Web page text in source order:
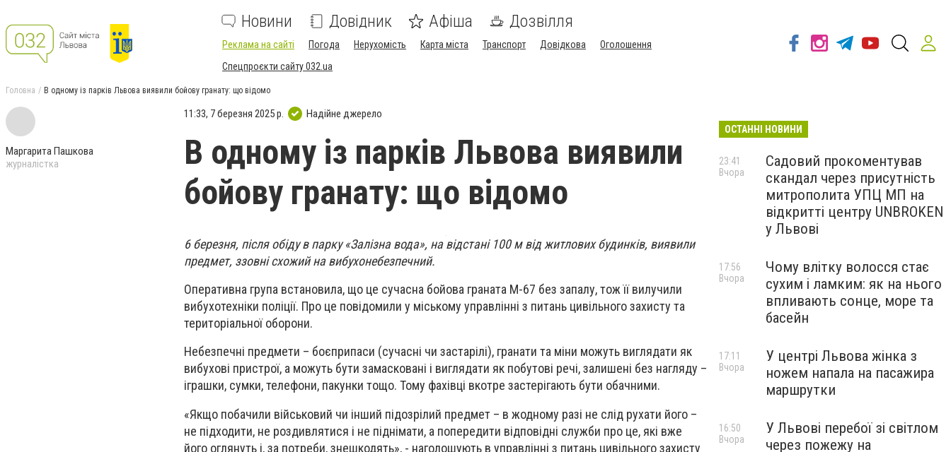
Новини Довідник Афіша Дозвілля
Реклама на сайті Погода Нерухомість Карта міста Транспорт Довідкова
Оголошення
Спецпроєкти сайту 032.ua
Головна В одному із парків Львова виявили бойову гранату: що відомо
Маргарита Пашкова
журналістка
11:33, 7 березня 2025 р. Надійне джерело
В одному із парків Львова виявили
бойову гранату: що відомо
6 березня, після обіду в парку «Залізна вода», на відстані 100 м від житлових будинків, виявили
предмет, ззовні схожий на вибухонебезпечний.
Оперативна група встановила, що це сучасна бойова граната М-67 без запалу, тож її вилучили
вибухотехніки поліції. Про це повідомили у міському управлінні з питань цивільного захисту та
територіальної оборони.
Небезпечні предмети – боєприпаси (сучасні чи застарілі), гранати та міни можуть виглядати як
вибухові пристрої, а можуть бути замасковані і виглядати як побутові речі, залишені без нагляду –
іграшки, сумки, телефони, пакунки тощо. Тому фахівці вкотре застерігають бути обачними.
«Якщо побачили військовий чи інший підозрілий предмет – в жодному разі не слід рухати його –
не підходити, не роздивлятися і не піднімати, а попередити відповідні служби про це, які вже
його оглянуть і, за потреби, знешкодять», - наголошують в управлінні з питань цивільного захисту
ОСТАННІ НОВИНИ
Садовий прокоментував
скандал через присутність
митрополита УПЦ МП на
відкритті центру UNBROKEN
у Львові
23:41
Вчора
Чому влітку волосся стає
сухим і ламким: як на нього
впливають сонце, море та
басейн
17:56
Вчора
У центрі Львова жінка з
ножем напала на пасажира
маршрутки
17:11
Вчора
У Львові перебої зі світлом
через пожежу на
16:50
Вчора